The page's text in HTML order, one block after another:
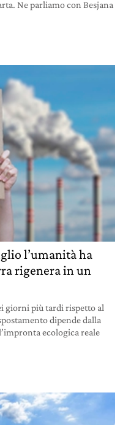
Ne parliamo con Besjana
l’umanità ha
rigenera in un
giorni più tardi rispetto al
dipende dalla
ecologica reale